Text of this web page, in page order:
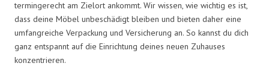
termingerecht am Zielort ankommt. Wir wissen, wie wichtig es ist,
dass deine Möbel unbeschädigt bleiben und bieten daher eine
umfangreiche Verpackung und Versicherung an. So kannst du dich
ganz entspannt auf die Einrichtung deines neuen Zuhauses
konzentrieren.